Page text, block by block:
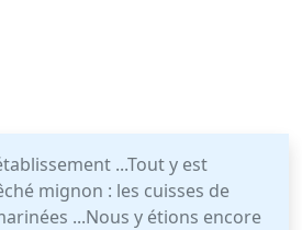
...Tout y est
mignon : les cuisses de
...Nous y étions encore